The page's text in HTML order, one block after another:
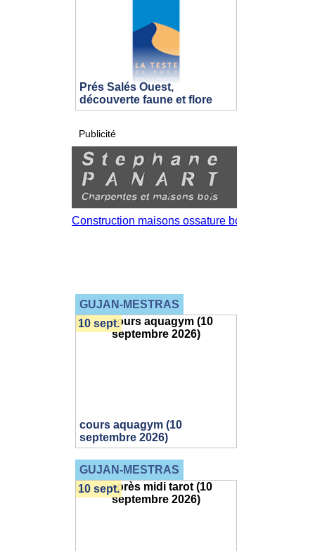
Prés Salés Ouest,
découverte faune et flore
Publicité
GUJAN-MESTRAS
cours aquagym (10
septembre 2026)
10 sept.
GUJAN-MESTRAS
10 sept.